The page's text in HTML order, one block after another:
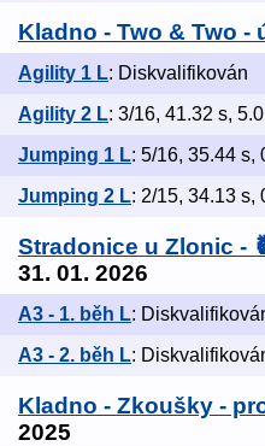
Kladno - Two & Two -
Agility 1 L: Diskvalifikován
Agility 2 L: 3/16, 41.32 s,
Jumping 1 L: 5/16, 35.44 s,
Jumping 2 L: 2/15, 34.13 s,
Stradonice u Zlonic -
31. 01. 2026
A3 - 1. běh L:
A3 - 2. běh L:
Kladno - Zkoušky -
2025